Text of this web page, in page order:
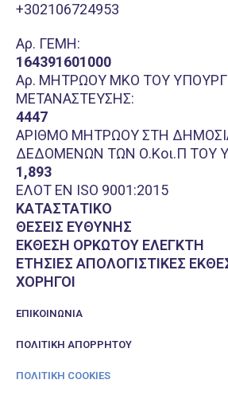
+302106724953
Aρ. ΓΕΜΗ:
164391601000
Αρ. ΜΗΤΡΩΟΥ ΜΚΟ ΤΟΥ
ΜΕΤΑΝΑΣΤΕΥΣΗΣ:
4447
ΑΡΙΘΜΟ ΜΗΤΡΩΟΥ ΣΤΗ
ΔΕΔΟΜΕΝΩΝ ΤΩΝ Ο.Κοι.Π ΤΟΥ
1,893
ΕΛΟΤ EN ISO 9001:2015
ΚΑΤΑΣΤΑΤΙΚΟ
ΘΕΣΕΙΣ ΕΥΘΥΝΗΣ
ΕΚΘΕΣΗ ΟΡΚΩΤΟΥ ΕΛΕΓΚΤΗ
ΕΤΗΣΙΕΣ ΑΠΟΛΟΓΙΣΤΙΚΕΣ
ΧΟΡΗΓΟΙ
ΕΠΙΚΟΙΝΩΝΊΑ
ΠΟΛΙΤΙΚΉ ΑΠΟΡΡΉΤΟΥ
ΠΟΛΙΤΙΚΉ COOKIES